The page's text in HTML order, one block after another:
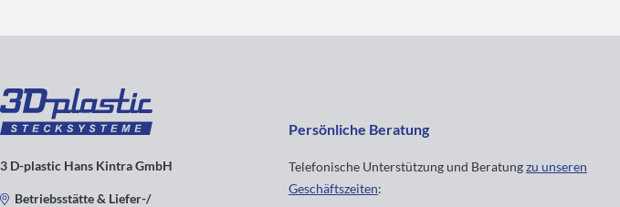
3 D-plastic Hans Kintra GmbH
Betriebsstätte & Liefer-/
Persönliche Beratung
Telefonische Unterstützung und Beratungzu unseren
Geschäftszeiten: